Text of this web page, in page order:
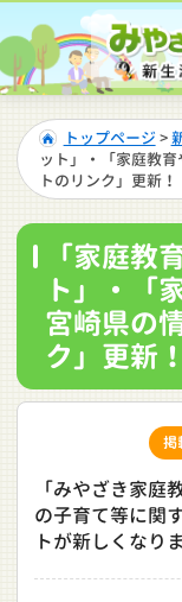
トップページ >
ット」・「家庭教
トのリンク」更新！
「家庭教
ト」・「
宮崎県の
ク」更新！
掲
「みやざき家庭
の子育て等に関
トが新しくなり